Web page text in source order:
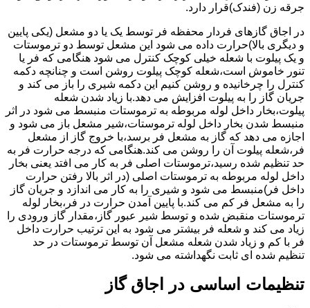
جرقه زن (فندک)قرار دارد.
در اجاق گازهای فردار محفظه فر توسط یک یا دو مشعل (یکی پایین
و دیگری بالا)حرارت داده می شود این مشعل توسط دو ترموستات
و یک پیلوت با شعله خیلی کوچک کنترل می شود هنگامی که فر یا
تنور خاموش است،شعله کوچک پیلوت روشن است و چنانچه دکمه
کنترل را چرخانیده و روشن کنیم این دکمه شیری را باز می کند و
جریان گاز را به پیلوت افزایش می دهد.با زیاد شدن شعله
پیلوت،بخار داخل لوله مربوطه به ترموستات منبسط می شود در اثر
منبسط شدن بخار داخل لوله ترموستات،شیر مشعل باز می شود و
اجازه می دهد که گاز به مشعل فر برسد،با خروج گاز از مشعل
فر،شعله پیلوت آن را روشن می کند.هنگامی که درجه حرارت فر به
حد تنظیم شده رسید،ترموستات اصلی فر به کار می افتد یعنی بخار
داخل لوله مربوطه به ترموستات اصلی (در اثر بالا رفتن حرارت
داخل فر)منبسط می شود و شیری را به کار می اندازد و جریان گاز
را به مشعل فر کم می کند.با پایین آمدن حرارت در فر،بخار لوله
ترموستات منقبض شده و توسط شیر عبور گاز،مقدار گاز ورودی را
زیاد می کند و شعله فر بیشتر می شود به این ترتیب حرارت داخل
فر با کم و زیاد شدن شعله مشعل آن توسط ترموستات در حد
تنظیم شده ای ثابت نگهداشته می شود.
تنظیمات اساسی در اجاق گاز